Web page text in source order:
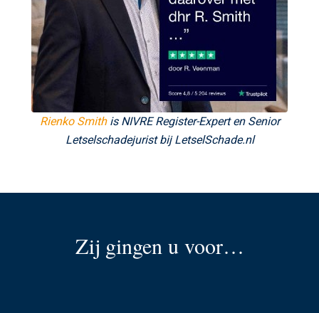
Rienko Smithis NIVRE Register-Expert en Senior
Letselschadejurist bij LetselSchade.nl
Zij gingen u voor…